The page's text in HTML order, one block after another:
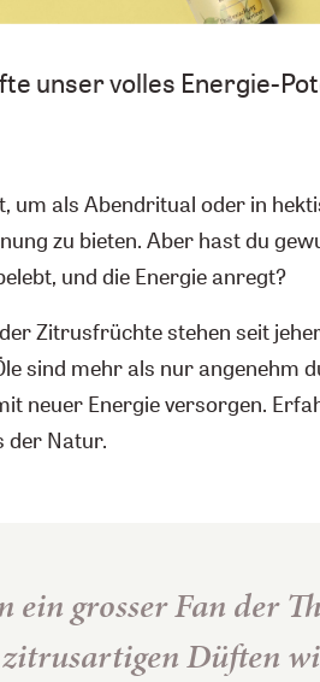
unser volles Energie-
um als Abendritual oder in
zu bieten. Aber hast du
und die Energie anregt?
Zitrusfrüchte stehen seit
sind mehr als nur angenehm
neuer Energie versorgen.
der Natur.
ein grosser Fan der
Düften